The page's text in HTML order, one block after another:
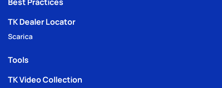
TK Dealer Locator
Scarica
Tools
TK Video Collection